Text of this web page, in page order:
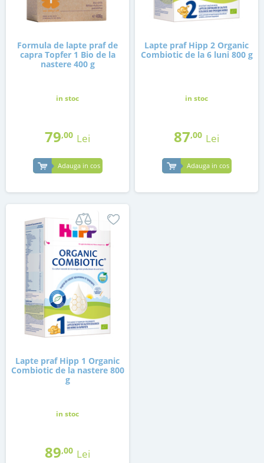
Formula de lapte praf de
capra Topfer 1 Bio de la
nastere 400 g
in stoc
79,00 Lei
Adauga in cos
Lapte praf Hipp 2 Organic
Combiotic de la 6 luni 800 g
in stoc
87,00 Lei
Adauga in cos
Lapte praf Hipp 1 Organic
Combiotic de la nastere 800
g
in stoc
89,00 Lei